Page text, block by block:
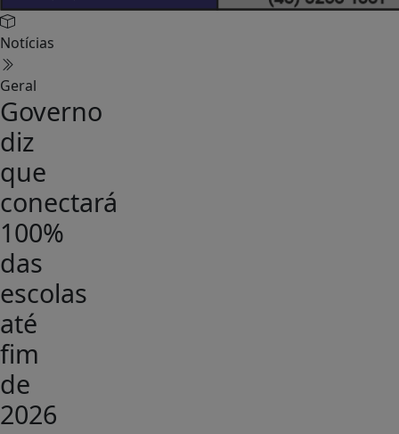
Notícias
Geral
Governo
diz
que
conectará
100%
das
escolas
até
fim
de
2026